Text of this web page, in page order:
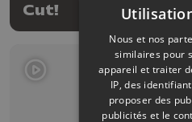
Cut!
Nous et nos
similaires pour
appareil et traiter
IP, des
proposer des
publicités et le